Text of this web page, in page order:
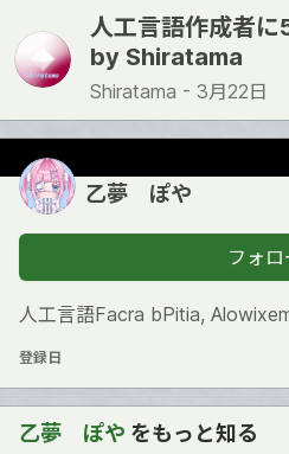
人工言語作成者
by Shiratama
Shiratama - 3月22日
乙夢 ぽや
フォロ
人工言語Facra bPitia,
登録日
乙夢 ぽや をもっと知る